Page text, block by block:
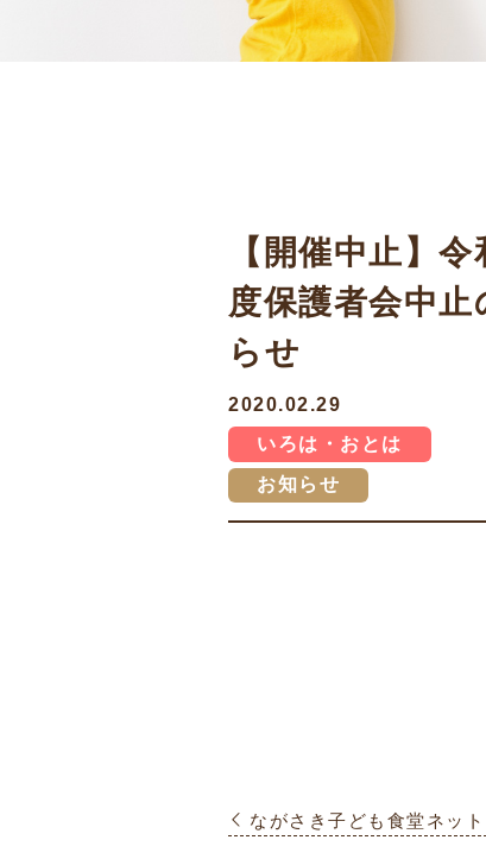
【開催中止】
度保護者会中止
らせ
2020.02.29
いろは・おとは
お知らせ
ながさき子ども食堂ネッ